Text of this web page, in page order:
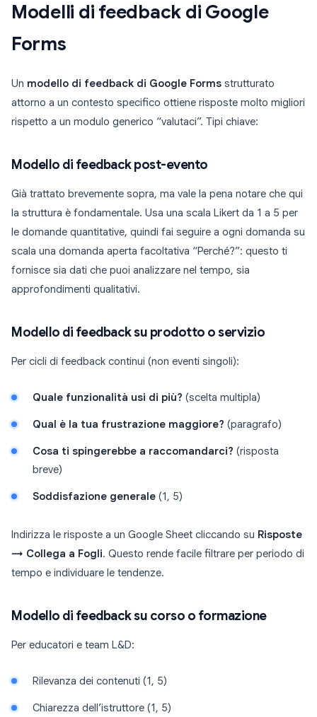
Modelli di feedback di Google
Forms
Un modello di feedback di Google Forms strutturato
attorno a un contesto specifico ottiene risposte molto migliori
rispetto a un modulo generico “valutaci”. Tipi chiave:
Modello di feedback post-evento
Già trattato brevemente sopra, ma vale la pena notare che qui
la struttura è fondamentale. Usa una scala Likert da 1 a 5 per
le domande quantitative, quindi fai seguire a ogni domanda su
scala una domanda aperta facoltativa “Perché?”: questo ti
fornisce sia dati che puoi analizzare nel tempo, sia
approfondimenti qualitativi.
Modello di feedback su prodotto o servizio
Per cicli di feedback continui (non eventi singoli):
Quale funzionalità usi di più? (scelta multipla)
Qual è la tua frustrazione maggiore? (paragrafo)
Cosa ti spingerebbe a raccomandarci? (risposta
breve)
Soddisfazione generale (1, 5)
Indirizza le risposte a un Google Sheet cliccando su Risposte
→ Collega a Fogli. Questo rende facile filtrare per periodo di
tempo e individuare le tendenze.
Modello di feedback su corso o formazione
Per educatori e team L&D:
Rilevanza dei contenuti (1, 5)
Chiarezza dell’istruttore (1, 5)